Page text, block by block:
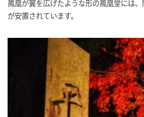
鳳凰が翼を広げたような形の鳳凰堂には、
が安置されています。